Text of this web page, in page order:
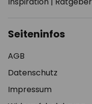
Seiteninfos
AGB
Datenschutz
Impressum